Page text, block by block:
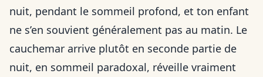
nuit, pendant le sommeil profond, et ton enfant
ne s’en souvient généralement pas au matin. Le
cauchemar arrive plutôt en seconde partie de
nuit, en sommeil paradoxal, réveille vraiment